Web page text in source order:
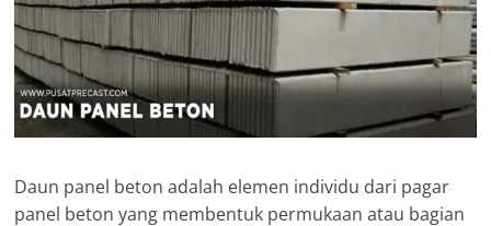
Daun panel beton adalah elemen individu dari pagar
panel beton yang membentuk permukaan atau bagian